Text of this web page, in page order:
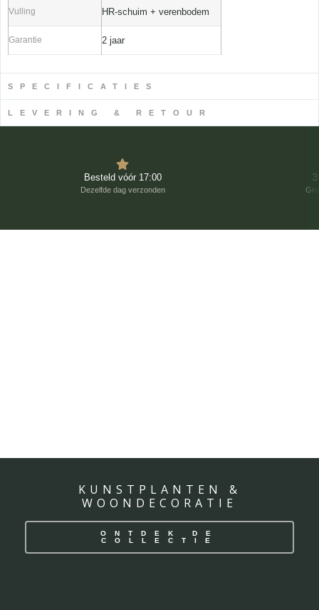
Vulling HR-schuim + verenbodem
Garantie 2 jaar
SPECIFICATIES
LEVERING & RETOUR
Besteld vóór 17:00
Dezelfde dag verzonden
KUNSTPLANTEN &
WOONDECORATIE
ONTDEK DE
COLLECTIE